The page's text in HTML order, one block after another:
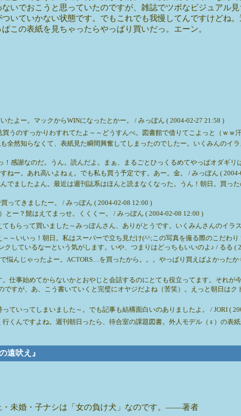
いでおこうと思っていたのですが、雑誌でツボなビジュアル見
いていかない状態です。でもこれでも我慢してんですけどね。
この表紙を見ちゃったらやっぱり買いだっ。エーン。
たよー。マックからWINになったとかー。 / みっぽん ( 2004-02-27 21:58 )
うのすっかりわすれてたよ～～どうすんべ。図書館で借りてこよっと（ｗｗ
全然知らなくて、表紙見た瞬間興奮してしまったのでしたー。いくみんのイ
感謝なのだ。うん。読んだよ。まぁ、まるごとひっくるめてやっぱオダギリ
ねー。あれ高いよねぇ。でも私も買う予定です。あー。金。 / みっぽん ( 2004-
でましたよん。最近は週刊誌系はほんと読まなくなった。うん！朝日。買っ
ってきましたー。 / みっぽん ( 2004-02-08 12:00 )
ー？髭はえてまっせ。くくくー。 / みっぽん ( 2004-02-08 12:00 )
もらって買いました～みっぽんさん、ありがとうです。いくみんさんのイラ
～いいっ！朝日。私はスーパーで立ち見だけ(^^;この写真を撮る際のこだわ
しているなーという気がします。いや、つまりはどっちもいいのよ♪ / るる (
悩んじゃったよー。ACTORS…を買ったから。。。やっぱり買えばよかった
仕事始めてからないかとおやじと会話するのにとても役立ってます。それが
すが、あ、こう書いていくと完璧にオヤジだよね（苦笑）。えっと朝日は
ていってしまいました～。でも記事も結構面白いのありましたよ。 / JORI (
くんですよね。週刊朝日ったら、待合室の課題図書。外人モデル（♀）の表
遠吠え』
・未婚・子ナシは「女の負け犬」なのです。――著者